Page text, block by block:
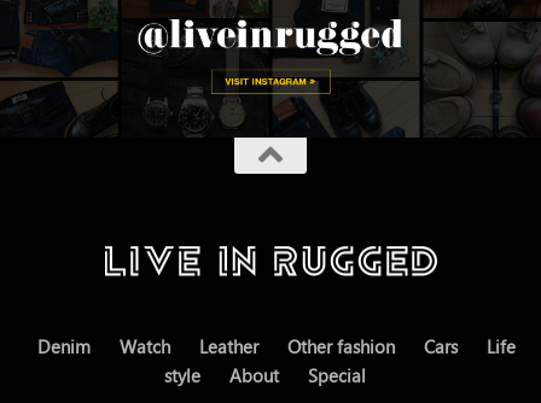
Denim Watch Leather Other fashion Cars
Life
style
About Special